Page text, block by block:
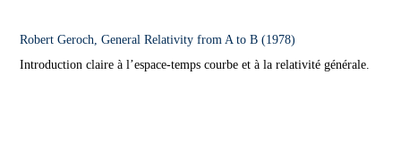
Robert Geroch, General Relativity from A to B (1978)
Introduction claire à l’espace-temps courbe et à la relativité générale.